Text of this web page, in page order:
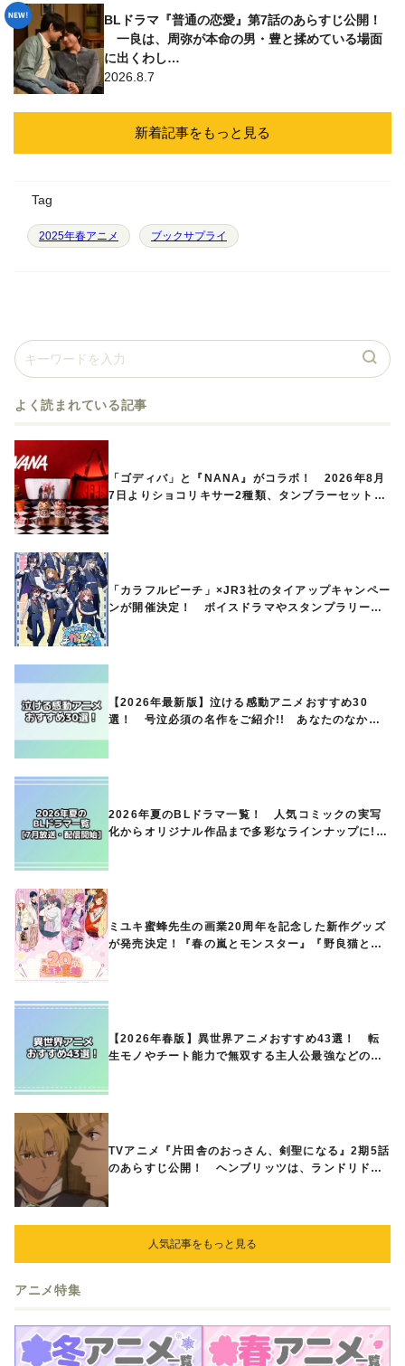
BLドラマ『普通の恋愛』第7話のあらすじ公開！
一良は、周弥が本命の男・豊と揉めている場面
に出くわし…
2026.8.7
新着記事をもっと見る
Tag
2025年春アニメ ブックサプライ
よく読まれている記事
「ゴディバ」と『NANA』がコラボ！ 2026年8月
7日よりショコリキサー2種類、タンブラーセットな
「カラフルピーチ」×JR3社のタイアップキャンペー
ンが開催決定！ ボイスドラマやスタンプラリー、
【2026年最新版】泣ける感動アニメおすすめ30
選！ 号泣必須の名作をご紹介!! あなたのなかの
2026年夏のBLドラマ一覧！ 人気コミックの実写
化からオリジナル作品まで多彩なラインナップに!!
ミユキ蜜蜂先生の画業20周年を記念した新作グッズ
が発売決定！『春の嵐とモンスター』『野良猫と
【2026年春版】異世界アニメおすすめ43選！ 転
生モノやチート能力で無双する主人公最強などの人
TVアニメ『片田舎のおっさん、剣聖になる』2期5話
のあらすじ公開！ ヘンブリッツは、ランドリドに
人気記事をもっと見る
アニメ特集